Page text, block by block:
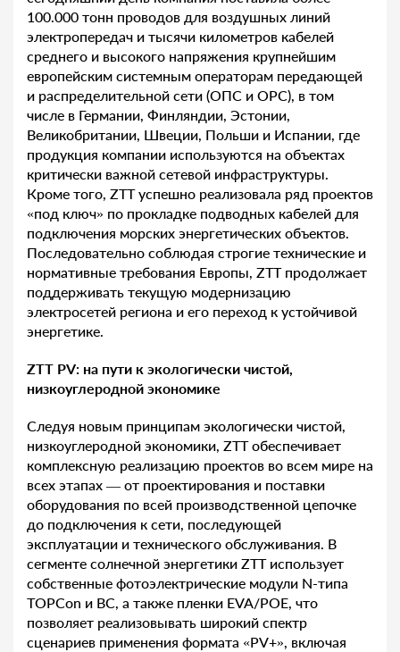
100.000 тонн проводов для воздушных линий
электропередач и тысячи километров кабелей
среднего и высокого напряжения крупнейшим
европейским системным операторам передающей
и распределительной сети (ОПС и ОРС), в том
числе в Германии, Финляндии, Эстонии,
Великобритании, Швеции, Польши и Испании, где
продукция компании используются на объектах
критически важной сетевой инфраструктуры.
Кроме того, ZTT успешно реализовала ряд проектов
«под ключ» по прокладке подводных кабелей для
подключения морских энергетических объектов.
Последовательно соблюдая строгие технические и
нормативные требования Европы, ZTT продолжает
поддерживать текущую модернизацию
электросетей региона и его переход к устойчивой
энергетике.
ZTT PV: на пути к экологически чистой,
низкоуглеродной экономике
Следуя новым принципам экологически чистой,
низкоуглеродной экономики, ZTT обеспечивает
комплексную реализацию проектов во всем мире на
всех этапах — от проектирования и поставки
оборудования по всей производственной цепочке
до подключения к сети, последующей
эксплуатации и технического обслуживания. В
сегменте солнечной энергетики ZTT использует
собственные фотоэлектрические модули N-типа
TOPCon и BC, а также пленки EVA/POE, что
позволяет реализовывать широкий спектр
сценариев применения формата «PV+», включая